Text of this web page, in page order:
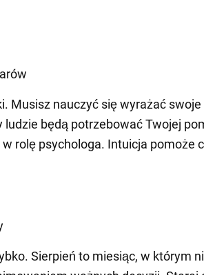
Musisz nauczyć się wyrażać swoje
ludzie będą potrzebować Twojej
w rolę psychologa. Intuicja pomoże
Sierpień to miesiąc, w którym